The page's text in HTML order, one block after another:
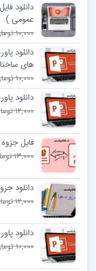
دانلود
عمومی )
10,000 تومان
دانلود
های
10,000 تومان
دانلود
12,000 تومان
فایل
13,000 تومان
دانلود
12,000 تومان
دانلود
10,000 تومان